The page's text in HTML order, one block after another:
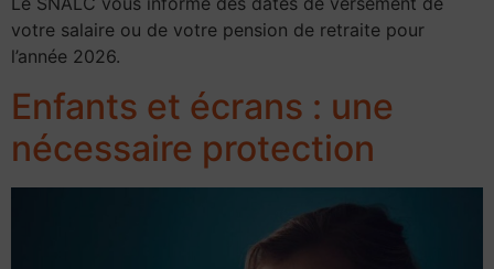
votre salaire ou de votre pension de retraite pour
l’année 2026.
Enfants et écrans : une
nécessaire protection